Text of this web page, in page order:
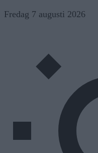
Fredag 7 augusti 2026